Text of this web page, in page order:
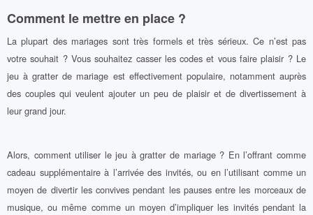
Comment le mettre en place ?
La plupart des mariages sont très formels et très sérieux. Ce n’est pas
votre souhait ? Vous souhaitez casser les codes et vous faire plaisir ? Le
jeu à gratter de mariage est effectivement populaire, notamment auprès
des couples qui veulent ajouter un peu de plaisir et de divertissement à
leur grand jour.
Alors, comment utiliser le jeu à gratter de mariage ? En l’offrant comme
cadeau supplémentaire à l’arrivée des invités, ou en l’utilisant comme un
moyen de divertir les convives pendant les pauses entre les morceaux de
musique, ou même comme un moyen d’impliquer les invités pendant la